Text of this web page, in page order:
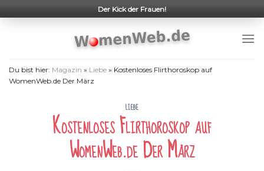
to
Der Kick der Frauen!
Du bist hier: Magazin » Liebe » Kostenloses Flirthoroskop auf
WomenWeb.de Der März
LIEBE
Kostenloses Flirthoroskop auf
WomenWeb.de Der März